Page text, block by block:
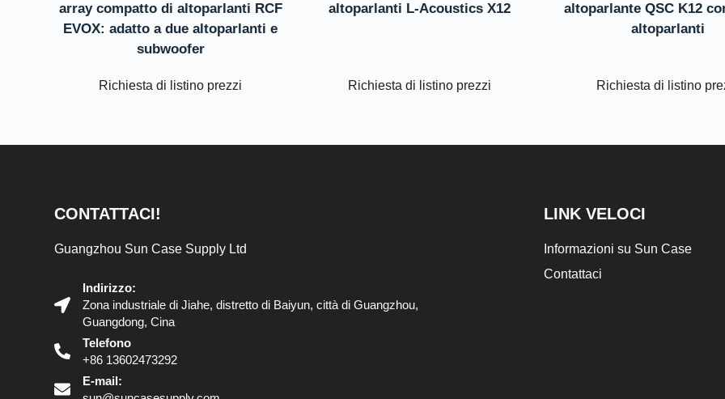
array compatto di altoparlanti RCF
EVOX: adatto a due altoparlanti e
subwoofer
Richiesta di listino prezzi
altoparlanti L-Acoustics X12
Richiesta di listino prezzi
altoparlante QSC K12
altoparlanti
Richiesta di listino
CONTATTACI!
Guangzhou Sun Case Supply Ltd
Indirizzo:
Zona industriale di Jiahe, distretto di Baiyun, città di Guangzhou,
Guangdong, Cina
Telefono
+86 13602473292
E-mail:
LINK VELOCI
Informazioni su Sun Case
Contattaci